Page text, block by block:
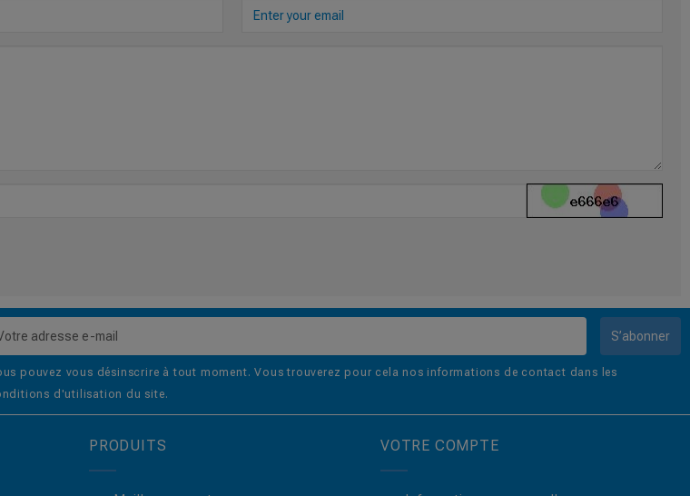
S’abonner
pouvez vous désinscrire à tout moment. Vous trouverez pour cela nos informations de contact dans les
d'utilisation du site.
PRODUITS VOTRE COMPTE